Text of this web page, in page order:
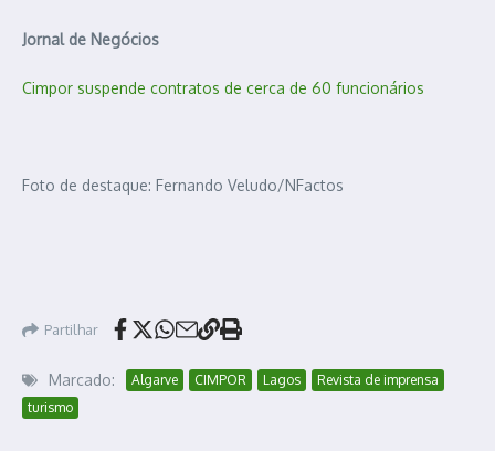
Jornal de Negócios
Cimpor suspende contratos de cerca de 60 funcionários
Foto de destaque: Fernando Veludo/NFactos
Partilhar
Marcado: Algarve CIMPOR Lagos
Revista de imprensa
turismo